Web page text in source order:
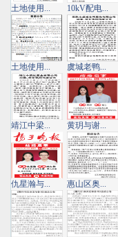
土地使用... 10kV配电...
土地使用... 虞城老鸭...
靖江中梁... 黄玥与谢...
仇星瀚与... 惠山区奥...